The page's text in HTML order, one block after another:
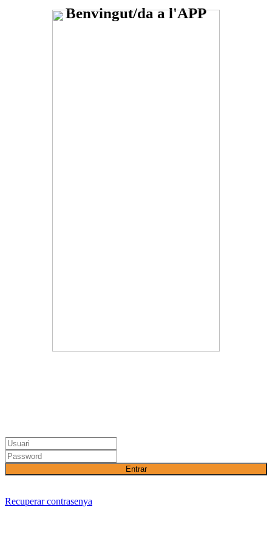
Benvingut/da a l'APP
Entrar
Recuperar contrasenya